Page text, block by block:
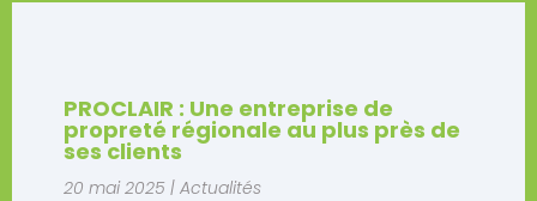
PROCLAIR : Une entreprise de
propreté régionale au plus près de
ses clients
20 mai 2025 | Actualités